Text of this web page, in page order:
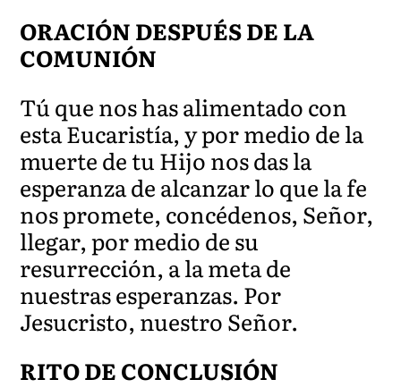
ORACIÓN DESPUÉS DE LA
COMUNIÓN
Tú que nos has alimentado con
esta Eucaristía,y por medio de la
muertede tu Hijo nos das la
esperanza de alcanzar lo que la fe
nos promete, concédenos, Señor,
llegar, por medio de su
resurrección, a la meta de
nuestras esperanzas. Por
Jesucristo, nuestro Señor.
RITO DE CONCLUSIÓN